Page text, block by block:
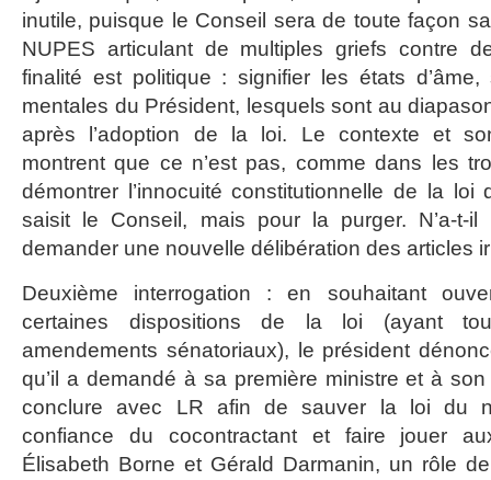
inutile, puisque le Conseil sera de toute façon
NUPES articulant de multiples griefs contre
finalité est politique : signifier les états d’âme,
mentales du Président, lesquels sont au
après l’adoption de la loi. Le contexte et
montrent que ce n’est pas, comme dans les
démontrer l’innocuité constitutionnelle de la loi
saisit le Conseil, mais pour la purger. N’a-t-
demander une nouvelle délibération des articles
Deuxième interrogation : en souhaitant
certaines dispositions de la loi (ayant
amendements sénatoriaux), le président
qu’il a demandé à sa première ministre et à son
conclure avec LR afin de sauver la loi du
confiance du cocontractant et faire jouer
Élisabeth Borne et Gérald Darmanin, un rôle